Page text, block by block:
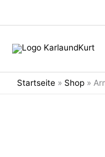
Startseite » Shop »